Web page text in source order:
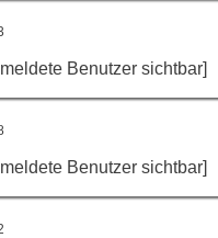
Benutzer sichtbar]
Benutzer sichtbar]